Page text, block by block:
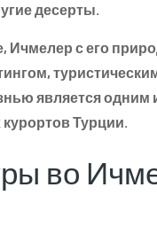
десерты.
Ичмелер с его
является одним
Турции.
во